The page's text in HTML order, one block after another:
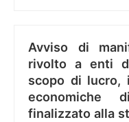
Avviso di
rivolto a enti
scopo di lucro,
economiche
finalizzato alla